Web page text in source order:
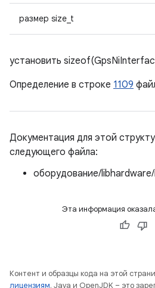
размер size_t
установить
Определение в строке 1109
Документация для этой
следующего файла:
оборудование/
Эта информация
Контент и образцы кода на этой
лицензиям. Java и OpenJDK – это